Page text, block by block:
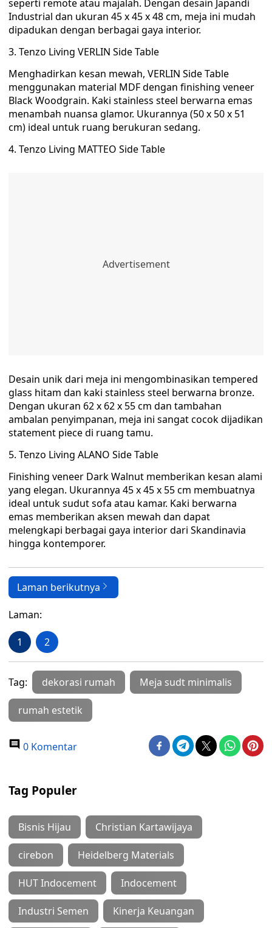
seperti remote atau majalah. Dengan desain Japandi
Industrial dan ukuran 45 x 45 x 48 cm, meja ini mudah
dipadukan dengan berbagai gaya interior.
3. Tenzo Living VERLIN Side Table
Menghadirkan kesan mewah, VERLIN Side Table
menggunakan material MDF dengan finishing veneer
Black Woodgrain. Kaki stainless steel berwarna emas
menambah nuansa glamor. Ukurannya (50 x 50 x 51
cm) ideal untuk ruang berukuran sedang.
4. Tenzo Living MATTEO Side Table
Desain unik dari meja ini mengombinasikan tempered
glass hitam dan kaki stainless steel berwarna bronze.
Dengan ukuran 62 x 62 x 55 cm dan tambahan
ambalan penyimpanan, meja ini sangat cocok dijadikan
statement piece di ruang tamu.
5. Tenzo Living ALANO Side Table
Finishing veneer Dark Walnut memberikan kesan alami
yang elegan. Ukurannya 45 x 45 x 55 cm membuatnya
ideal untuk sudut sofa atau kamar. Kaki berwarna
emas memberikan aksen mewah dan dapat
melengkapi berbagai gaya interior dari Skandinavia
hingga kontemporer.
Laman berikutnya
Laman:
1 2
Tag: dekorasi rumah Meja sudt minimalis
rumah estetik
0 Komentar
Tag Populer
Bisnis Hijau Christian Kartawijaya
cirebon Heidelberg Materials
HUT Indocement Indocement
Industri Semen Kinerja Keuangan